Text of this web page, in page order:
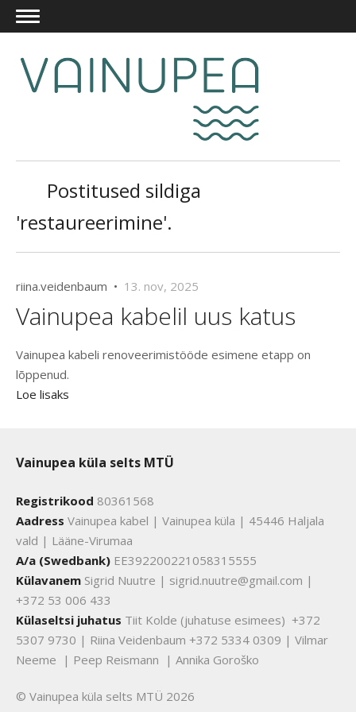
Postitused sildiga
'restaureerimine'.
riina.veidenbaum • 13. nov, 2025
Vainupea kabelil uus katus
Vainupea kabeli renoveerimistööde esimene etapp on
lõppenud.
Loe lisaks
Vainupea küla selts MTÜ
Registrikood 80361568
Aadress Vainupea kabel | Vainupea küla | 45446 Haljala
vald | Lääne-Virumaa
A/a (Swedbank) EE392200221058315555
Külavanem Sigrid Nuutre | sigrid.nuutre@gmail.com |
+372 53 006 433
Külaseltsi juhatus Tiit Kolde (juhatuse esimees) +372
5307 9730 | Riina Veidenbaum +372 5334 0309 | Vilmar
Neeme | Peep Reismann | Annika Goroško
© Vainupea küla selts MTÜ 2026